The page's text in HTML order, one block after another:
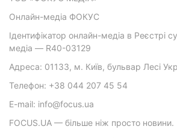
Онлайн-медіа ФОКУС
Ідентифікатор онлайн-медіа в Реєстрі
медіа — R40-03129
Адреса: 01133, м. Київ, бульвар Лесі
Телефон: +38 044 207 45 54
E-mail: info@focus.ua
FOCUS.UA — більше ніж просто новини.